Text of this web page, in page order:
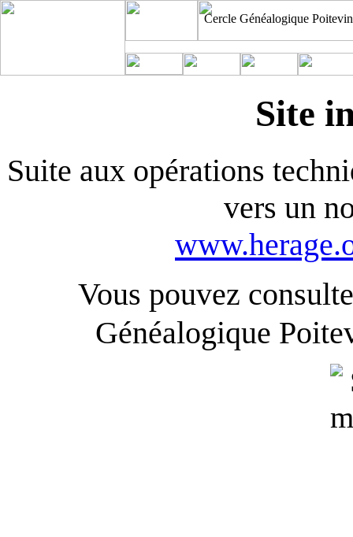
Cercle Généalogique Poitevin
Site
Suite aux opérations
vers un
Vous pouvez
Généalogique